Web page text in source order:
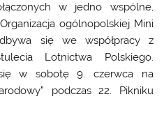
w jedno wspólne,
ogólnopolskiej Mini
się we współpracy z
Lotnictwa Polskiego.
w sobotę 9. czerwca na
podczas 22. Pikniku